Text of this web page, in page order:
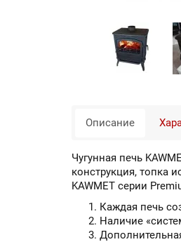
Описание
Чугунная печь
конструкция, топка
KAWMET серии
Каждая печь
Наличие